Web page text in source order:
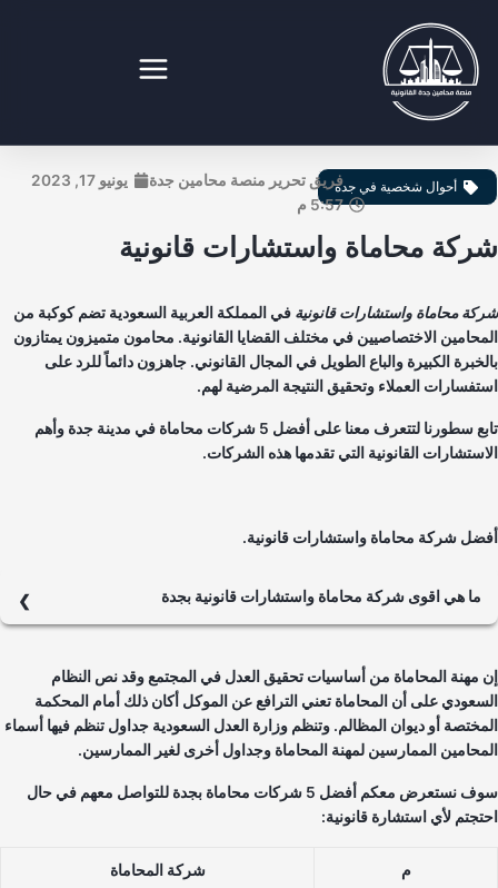
أحوال شخصية في جدةفريق تحرير منصة محامين جدة
يونيو 17, 2023
5:57 م
محاماة واستشارات قانونية
محاماة واستشارات قانونيةفي المملكة العربية السعودية تضم كوكبة من
الاختصاصيين في مختلف القضايا القانونية. محامون متميزون يمتازون
الكبيرة والباع الطويل في المجال القانوني. جاهزون دائماً للرد على
العملاء وتحقيق النتيجة المرضية لهم.
تابع سطورنا لتتعرف معنا على أفضل 5 شركات محاماة في مدينة جدة وأهم
القانونية التي تقدمها هذه الشركات.
شركة محاماة واستشارات قانونية.
ما هي اقوى شركة محاماة واستشارات قانونية بجدة
القانونيين المؤهلين والذين يملكون الخبرة الكبيرة والكفاءة العالية والدراية
الكافية بالقوانين السعودية مما يؤدي للوصول إلى نتائج مرضية للعميل
وخلال وقت قصير.
مهنة المحاماة من أساسيات تحقيق العدل في المجتمع وقد نص النظام
على أن المحاماة تعني الترافع عن الموكل أكان ذلك أمام المحكمة
أو ديوان المظالم. وتنظم وزارة العدل السعودية جداول تنظم فيها أسماء
الممارسين لمهنة المحاماة وجداول أخرى لغير الممارسين.
سوف نستعرض معكم أفضل 5 شركات محاماة بجدة للتواصل معهم في حال
لأي استشارة قانونية:
شركة المحاماة